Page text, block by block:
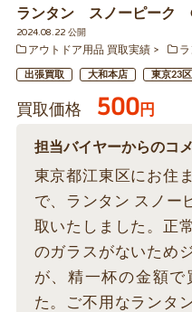
ランタン スノーピーク
2024.08.22 公開
アウトドア用品 買取実績
出張買取 大和本店 東京23区
買取価格 500円
担当バイヤーからのコ
東京都江東区にお住
で、ランタン スノ
取いたしました。正
のガラスがないため
が、精一杯の金額で
た。ご不用なランタ